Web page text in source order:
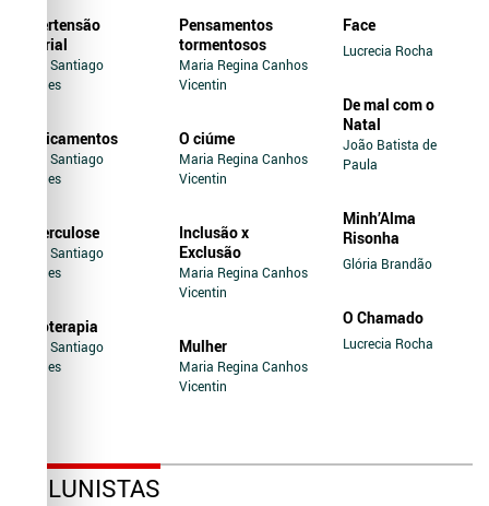
Hipertensão
Arterial
Jairo Santiago
Novaes
Medicamentos
Jairo Santiago
Novaes
Tuberculose
Jairo Santiago
Novaes
Soroterapia
Jairo Santiago
Novaes
Pensamentos
tormentosos
Maria Regina Canhos
Vicentin
O ciúme
Maria Regina Canhos
Vicentin
Inclusão x
Exclusão
Maria Regina Canhos
Vicentin
Mulher
Maria Regina Canhos
Vicentin
Face
Lucrecia Rocha
De mal com o
Natal
João Batista de
Paula
Minh’Alma
Risonha
Glória Brandão
O Chamado
Lucrecia Rocha
COLUNISTAS